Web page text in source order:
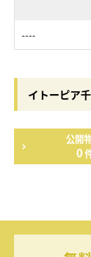
----
イトーピア
公開
0